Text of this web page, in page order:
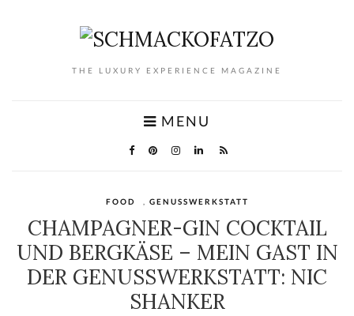
THE LUXURY EXPERIENCE MAGAZINE
MENU
FOOD GENUSSWERKSTATT
CHAMPAGNER-GIN COCKTAIL
UND BERGKÄSE – MEIN GAST IN
DER GENUSSWERKSTATT: NIC
SHANKER